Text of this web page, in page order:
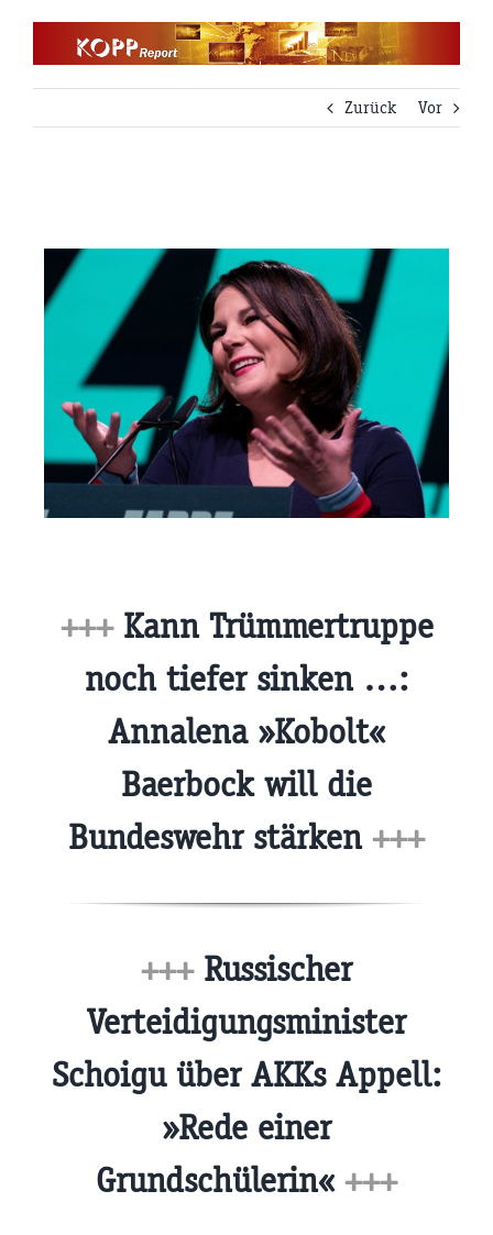
Zurück
Vor
+++Kann Trümmertruppe
noch tiefer sinken …:
Annalena »Kobolt«
Baerbock will die
Bundeswehr stärken +++
+++Russischer
Verteidigungsminister
Schoigu über AKKs Appell:
»Rede einer
Grundschülerin« +++